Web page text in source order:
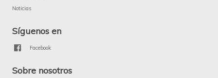
Noticias
Síguenos en
Facebook
Sobre nosotros